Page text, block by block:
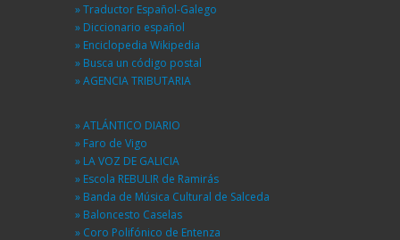
» Traductor Español-Galego
» Diccionario español
» Enciclopedia Wikipedia
» Busca un código postal
» AGENCIA TRIBUTARIA
» ATLÁNTICO DIARIO
» Faro de Vigo
» LA VOZ DE GALICIA
» Escola REBULIR de Ramirás
» Banda de Música Cultural de Salceda
» Baloncesto Caselas
» Coro Polifónico de Entenza